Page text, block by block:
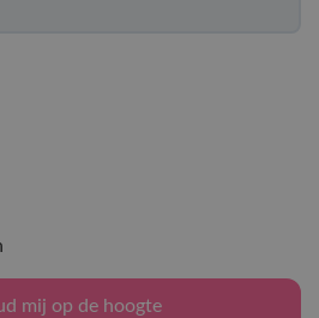
mij op de hoogte